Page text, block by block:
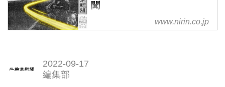
聞
www.nirin.co.jp
2022-09-17
編集部